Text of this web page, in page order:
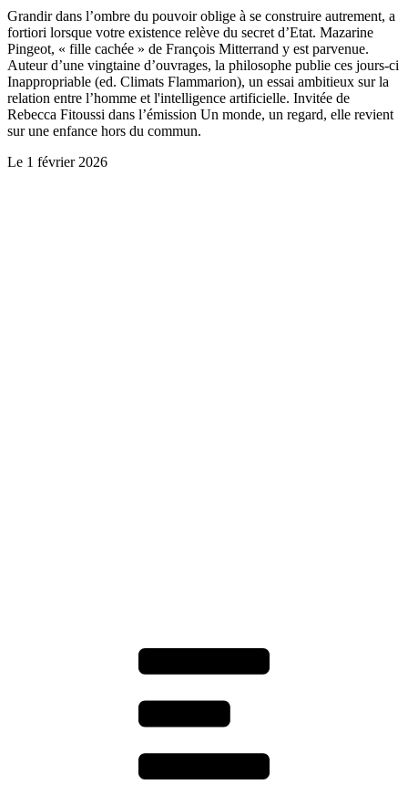
Grandir dans l’ombre du pouvoir oblige à se construire autrement, a
fortiori lorsque votre existence relève du secret d’Etat. Mazarine
Pingeot, « fille cachée » de François Mitterrand y est parvenue.
Auteur d’une vingtaine d’ouvrages, la philosophe publie ces jours-ci
Inappropriable (ed. Climats Flammarion), un essai ambitieux sur la
relation entre l’homme et l'intelligence artificielle. Invitée de
Rebecca Fitoussi dans l’émission Un monde, un regard, elle revient
sur une enfance hors du commun.
Le 1 février 2026